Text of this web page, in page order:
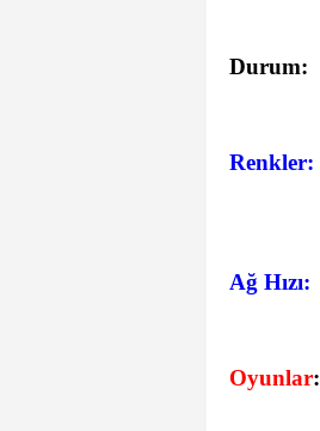
Durum:
Renkler:
Ağ Hızı:
Oyunlar: